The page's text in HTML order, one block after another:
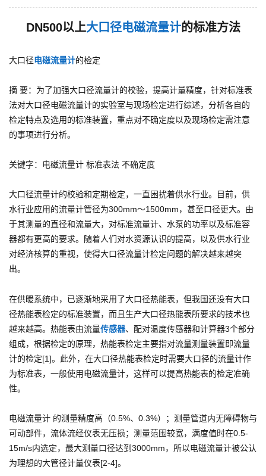
DN500以上大口径电磁流量计的标准方法
大口径电磁流量计的检定
摘 要：为了加强大口径流量计的校验，提高计量精度，针对标准表
法对大口径电磁流量计的实验室与现场检定进行综述，分析各自的
检定特点及选用的标准装置，重点对不确定度以及现场检定需注意
的事项进行分析。
关键字：电磁流量计 标准表法 不确定度
大口径流量计的校验和定期检定，一直困扰着供水行业。目前，供
水行业应用的流量计管径为300mm～1500mm，甚至口径更大。由
于其测量的直径和流量大，对标准流量计、水泵的功率以及标准容
器都有更高的要求。随着人们对水资源认识的提高，以及供水行业
对经济核算的重视，使得大口径流量计检定问题的解决越来越突
出。
在供暖系统中，已逐渐地采用了大口径热能表，但我国还没有大口
径热能表检定的标准装置，而且生产大口径热能表所要求的技术也
越来越高。热能表由流量传感器、配对温度传感器和计算器3个部分
组成，根据检定的原理，热能表检定主要指对流量测量装置即流量
计的检定[1]。此外，在大口径热能表检定时需要大口径的流量计作
为标准表，一般使用电磁流量计，这样可以提高热能表的检定准确
性。
电磁流量计 的测量精度高（0.5%、0.3%）；测量管道内无障碍物与
可动部件，流体流经仪表无压损；测量范围较宽，满度值时在0.5-
15m/s内选定，最大测量口径达到3000mm，所以电磁流量计被公认
为理想的大管径计量仪表[2-4]。